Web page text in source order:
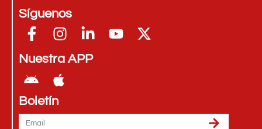
Síguenos
Nuestra APP
Boletín